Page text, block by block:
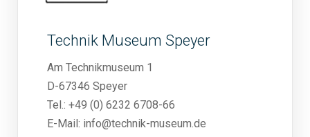
Technik Museum Speyer
Am Technikmuseum 1
D-67346 Speyer
Tel.: +49 (0) 6232 6708-66
E-Mail: info@technik-museum.de